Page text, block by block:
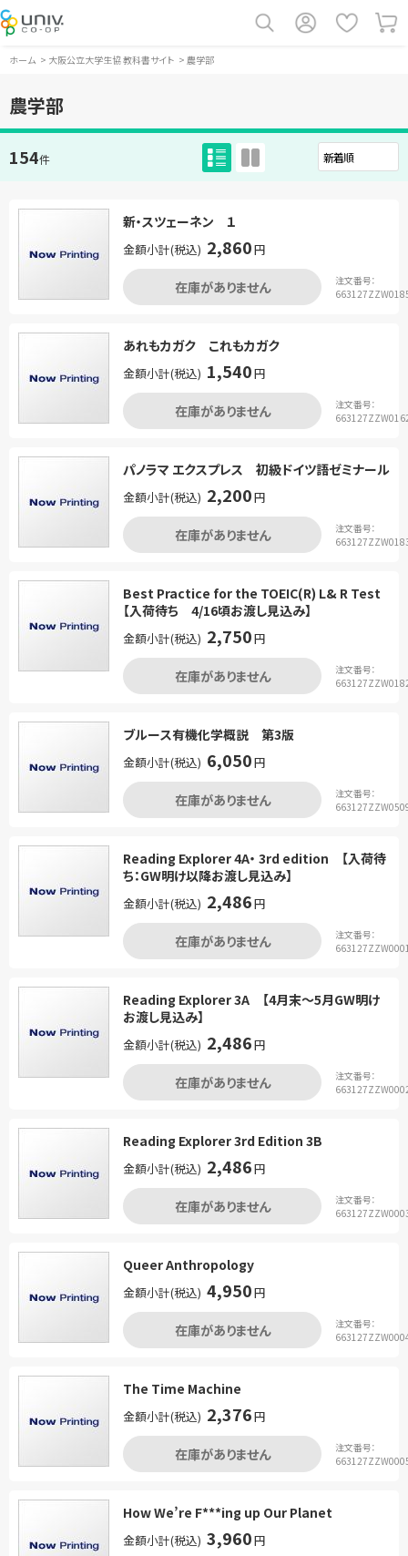
ホーム > 大阪公立大学生協 教科書サイト > 農学部
農学部
154件
新・スツェーネン １
金額小計(税込) 2,860円
在庫がありません
注文番号：
あれもカガク これもカガク
金額小計(税込) 1,540円
在庫がありません
注文番号：
パノラマ エクスプレス 初級ドイツ語ゼミナール
金額小計(税込) 2,200円
在庫がありません
注文番号：
Best Practice for the TOEIC(R) L& R Test
【入荷待ち 4/16頃お渡し見込み】
金額小計(税込) 2,750円
在庫がありません
注文番号：
ブルース有機化学概説 第3版
金額小計(税込) 6,050円
在庫がありません
注文番号：
Reading Explorer 4A・ 3rd edition 【入荷待
ち：GW明け以降お渡し見込み】
金額小計(税込) 2,486円
在庫がありません
注文番号：
Reading Explorer 3A 【4月末～5月GW明け
お渡し見込み】
金額小計(税込) 2,486円
在庫がありません
注文番号：
Reading Explorer 3rd Edition 3B
金額小計(税込) 2,486円
在庫がありません
注文番号：
Queer Anthropology
金額小計(税込) 4,950円
在庫がありません
注文番号：
The Time Machine
金額小計(税込) 2,376円
在庫がありません
注文番号：
How We’re F***ing up Our Planet
金額小計(税込) 3,960円